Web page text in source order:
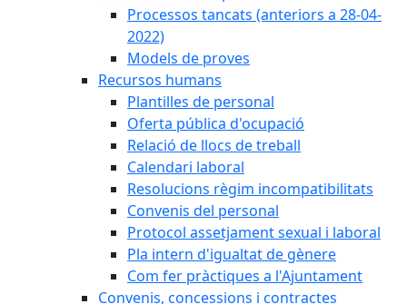
Processos tancats (anteriors a 28-04-
2022)
Models de proves
Recursos humans
Plantilles de personal
Oferta pública d'ocupació
Relació de llocs de treball
Calendari laboral
Resolucions règim incompatibilitats
Convenis del personal
Protocol assetjament sexual i laboral
Pla intern d'igualtat de gènere
Com fer pràctiques a l'Ajuntament
Convenis, concessions i contractes